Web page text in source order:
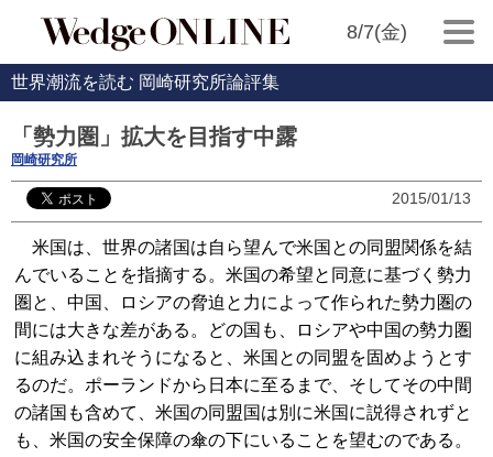
8/7(金)
世界潮流を読む 岡崎研究所論評集
「勢力圏」拡大を目指す中露
岡崎研究所
2015/01/13
米国は、世界の諸国は自ら望んで米国との同盟関係を結
んでいることを指摘する。米国の希望と同意に基づく勢力
圏と、中国、ロシアの脅迫と力によって作られた勢力圏の
間には大きな差がある。どの国も、ロシアや中国の勢力圏
に組み込まれそうになると、米国との同盟を固めようとす
るのだ。ポーランドから日本に至るまで、そしてその中間
の諸国も含めて、米国の同盟国は別に米国に説得されずと
も、米国の安全保障の傘の下にいることを望むのである。